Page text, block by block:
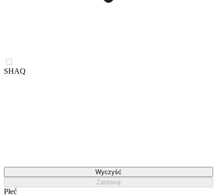
SHAQ
Wyczyść
Zastosuj
Płeć